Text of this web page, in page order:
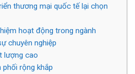
thương mại quốc tế lại chọn
hoạt động trong ngành
chuyên nghiệp
lượng cao
rộng khắp